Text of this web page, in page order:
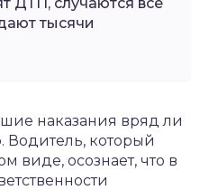
тысячи
наказания вряд ли
Водитель, который
виде, осознает, что в